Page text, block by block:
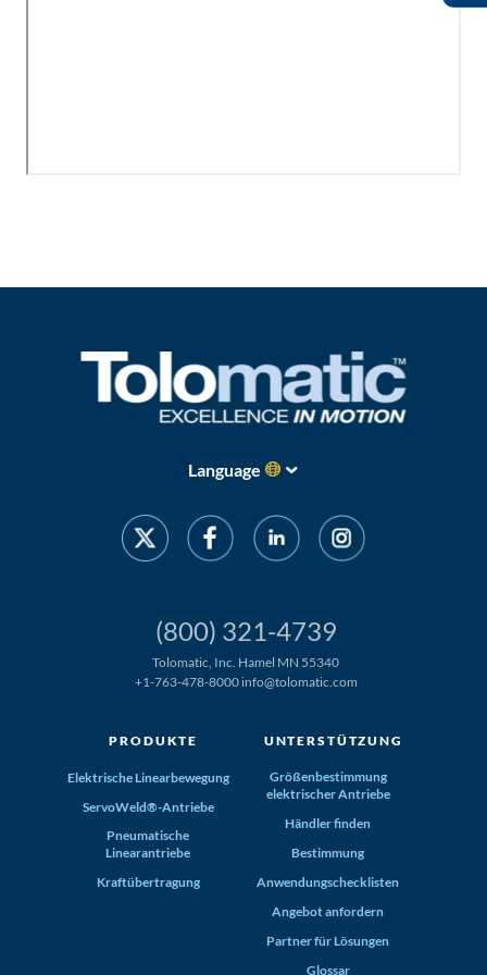
Language
(800) 321-4739
Tolomatic, Inc. Hamel MN 55340
+1-763-478-8000 info@tolomatic.com
PRODUKTE
Elektrische Linearbewegung
ServoWeld®-Antriebe
Pneumatische
Linearantriebe
Kraftübertragung
UNTERSTÜTZUNG
Größenbestimmung
elektrischer Antriebe
Händler finden
Bestimmung
Anwendungschecklisten
Angebot anfordern
Partner für Lösungen
Glossar